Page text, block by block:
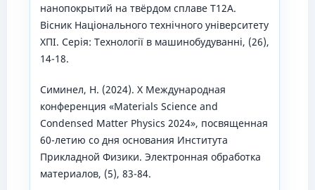
нанопокрытий на твёрдом сплаве Т12А.
Вісник Національного технічного університету
ХПІ. Серія: Технології в машинобудуванні, (26),
14-18.
Симинел, Н. (2024). X Международная
конференция «Materials Science and
Condensed Matter Physics 2024», посвященная
60-летию со дня основания Института
Прикладной Физики. Электронная обработка
материалов, (5), 83-84.